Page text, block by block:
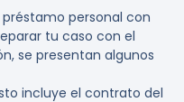
personal con
tu caso con el
se presentan algunos
incluye el contrato del